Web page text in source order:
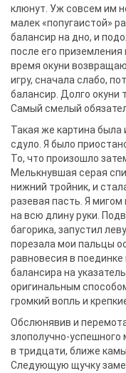
клюнут. Уж совсем им
малек «попугаистой»
балансир на дно, и
после его приземления
время окуни
игру, сначала слабо,
балансир. Долго окуни
Самый смелый
Такая же картина была
сдуло. Я было
То, что произошло
Мелькнувшая серая
нижний тройник, и
разевая пасть. Я
на всю длину руки.
багорика, запустил
порезала мои пальцы
равновесия в
балансира на
оригинальным
громкий вопль и
Обслюнявив и
злополучно-
в тридцати, ближе
Следующую щучку